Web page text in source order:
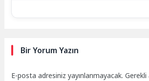
Bir Yorum Yazın
E-posta adresiniz yayınlanmayacak.